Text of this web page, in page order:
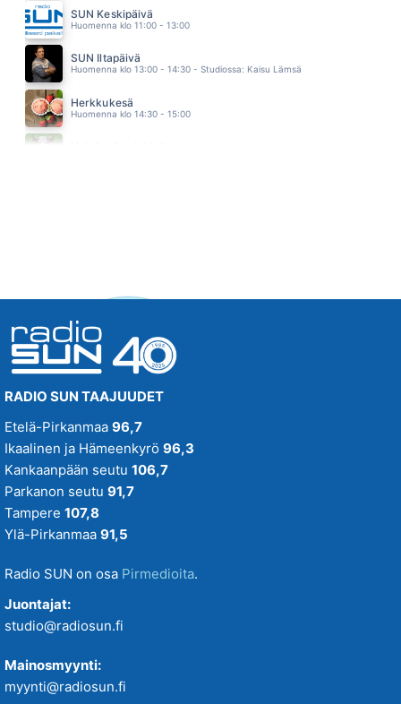
SUN Keskipäivä
Huomenna klo 11:00 - 13:00
SUN Iltapäivä
Huomenna klo 13:00 - 14:30 - Studiossa: Kaisu Lämsä
Herkkukesä
Huomenna klo 14:30 - 15:00
RADIO SUN TAAJUUDET
Etelä-Pirkanmaa 96,7
Ikaalinen ja Hämeenkyrö 96,3
Kankaanpään seutu 106,7
Parkanon seutu 91,7
Tampere 107,8
Ylä-Pirkanmaa 91,5
Radio SUN on osa Pirmedioita.
Juontajat:
studio@radiosun.fi
Mainosmyynti:
myynti@radiosun.fi